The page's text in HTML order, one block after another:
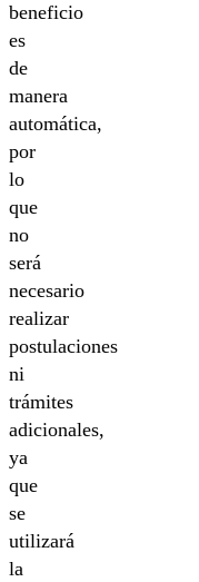
beneficio
es
de
manera
automática,
por
lo
que
no
será
necesario
realizar
postulaciones
ni
trámites
adicionales,
ya
que
se
utilizará
la